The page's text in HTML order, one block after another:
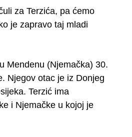
za Terzića, pa ćemo
je zapravo taj mladi
Mendenu (Njemačka) 30.
Njegov otac je iz Donjeg
Terzić ima
i Njemačke u kojoj je